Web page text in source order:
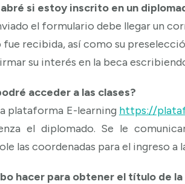
si estoy inscrito en un
el formulario debe llegar un
recibida, así como su
su interés en la beca
acceder a las clases?
plataforma E-learning https://
el diplomado. Se le
las coordenadas para el ingreso a
hacer para obtener el título de